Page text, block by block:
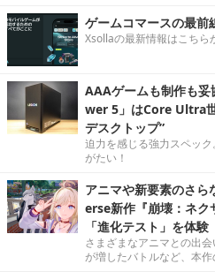
ゲームコマースの最前
Xsollaの最新情報はこちら
AAAゲームも制作も
wer 5」はCore Ultra
デスクトップ”
迫力を感じる強力スペッ
がたい！
アニマや新要素のさら
erse新作『崩壊：ネク
「進化テスト」を体験
さまざまなアニマとの出
が増したバトルなど、本